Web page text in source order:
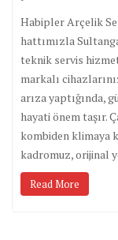
Habipler Arçelik
hattımızla
teknik servis
markalı
arıza yaptığında,
hayati önem taşır.
kombiden klimaya
kadromuz, orijinal
Read More